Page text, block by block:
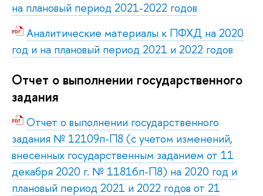
на плановый период 2021-2022 годов
Аналитические материалы к ПФХД на 2020
год и на плановый период 2021 и 2022 годов
Отчет о выполнении государственного
задания
Отчет о выполнении государственного
задания № 12109п-П8 (с учетом изменений,
внесенных государственным заданием от 11
декабря 2020 г. № 11816п-П8) на 2020 год и
плановый период 2021 и 2022 годов от 21